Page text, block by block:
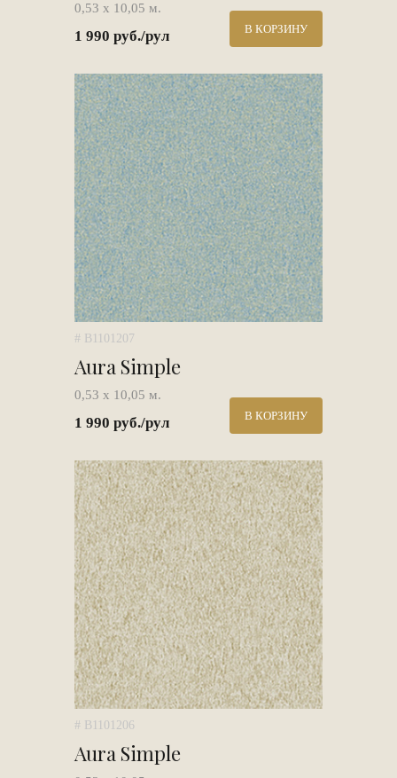
0,53 х 10,05 м.
1 990 руб./рул В КОРЗИНУ
# B1101207
Aura Simple
0,53 х 10,05 м.
1 990 руб./рул В КОРЗИНУ
# B1101206
Aura Simple